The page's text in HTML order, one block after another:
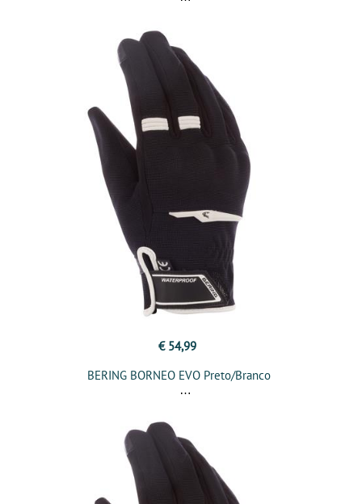
€ 54,99
BERING BORNEO EVO Preto/Branco